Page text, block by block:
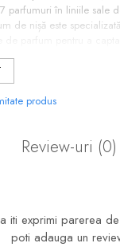
parfumuri în liniile sale
de nișă este
sticle elegante cu
colecția Magnetic
industrie care
Addictive
produs
Review-uri (0)
iti exprimi parerea
poti adauga un